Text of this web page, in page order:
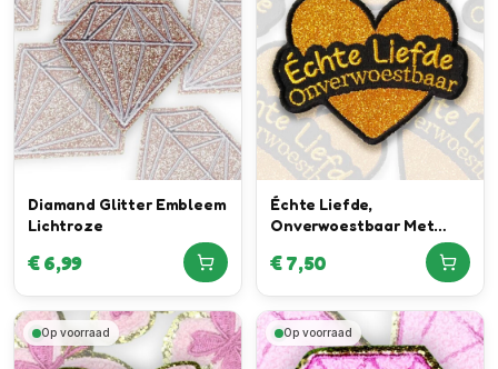
Diamand Glitter Embleem
Lichtroze
€6,99
Échte Liefde,
Onverwoestbaar Met
Embleem
€7,50
Op voorraad Op voorraad